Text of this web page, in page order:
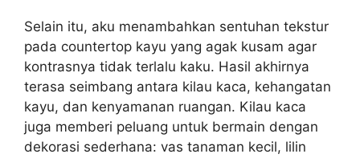
Selain itu, aku menambahkan sentuhan tekstur
pada countertop kayu yang agak kusam agar
kontrasnya tidak terlalu kaku. Hasil akhirnya
terasa seimbang antara kilau kaca, kehangatan
kayu, dan kenyamanan ruangan. Kilau kaca
juga memberi peluang untuk bermain dengan
dekorasi sederhana: vas tanaman kecil, lilin